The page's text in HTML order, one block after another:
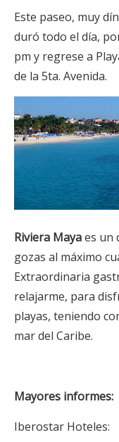
Este paseo, muy
duró todo el día,
pm y regrese a
de la 5ta. Avenida.
Riviera Mayaes un
gozas al máximo
Extraordinaria
relajarme, para
playas, teniendo
mar del Caribe.
Mayores informes:
Iberostar